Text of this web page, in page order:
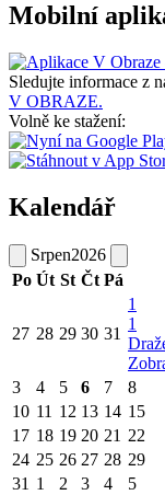
Mobilní
Sledujte informace z
V OBRAZE.
Volně ke stažení:
Kalendář
Srpen2026
Po Út St Čt Pá
27 28 29 30 31
1
1
3 4 5 6 7 8
10 11 12 13 14 15
17 18 19 20 21 22
24 25 26 27 28 29
31 1 2 3 4 5